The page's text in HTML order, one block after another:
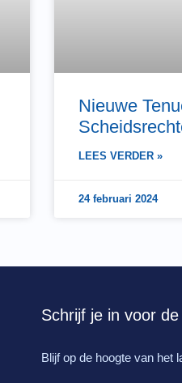
Nieuwe
LEES VERDER »
24 februari 2024
Schrijf je in voor
Blijf op de hoogte van het